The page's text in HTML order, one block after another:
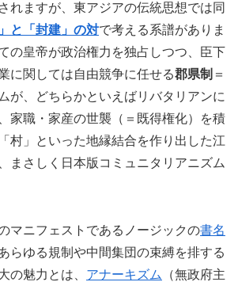
れますが、東アジアの伝統思想では同
と「封建」の対で考える系譜がありま
の皇帝が政治権力を独占しつつ、臣下
に関しては自由競争に任せる郡県制 ＝
が、どちらかといえばリバタリアンに
家職・家産の世襲（＝既得権化）を積
村」といった地縁結合を作り出した江
まさしく日本版コミュニタリアニズム
マニフェストであるノージックの書名
らゆる規制や中間集団の束縛を排する
の魅力とは、 アナーキズム
（無政府主